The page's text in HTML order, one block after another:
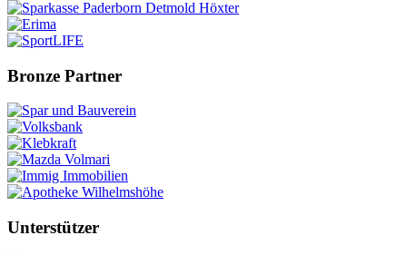
Bronze Partner
Unterstützer